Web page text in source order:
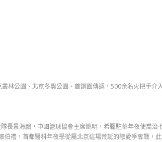
林公園、北京冬奧公園、首鋼園傳遞，500余名火把手介
景海鵬，中國籃球協會主席姚明，希臘駐華年夜使喬治
禮，首都醫科年夜學從屬北京這場荒誕的戀愛爭奪戰，